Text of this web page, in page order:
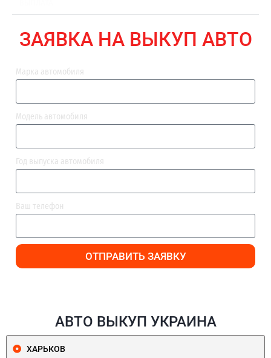
ЗАЯВКА НА ВЫКУП АВТО
Марка автомобиля
Модель автомобиля
Год выпуска автомобиля
Ваш телефон
ОТПРАВИТЬ ЗАЯВКУ
АВТО ВЫКУП УКРАИНА
ХАРЬКОВ